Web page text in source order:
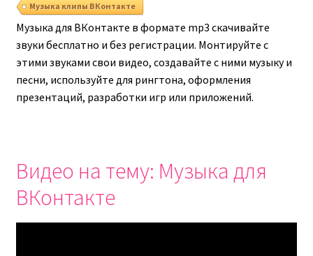
Музыка клипы ВКонтакте
Музыка для ВКонтакте в формате mp3 скачивайте
звуки бесплатно и без регистрации. Монтируйте с
этими звуками свои видео, создавайте с ними музыку и
песни, используйте для рингтона, оформления
презентаций, разработки игр или приложений.
Видео на тему: Музыка для
ВКонтакте